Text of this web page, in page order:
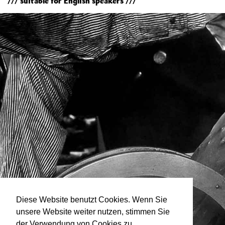
Diese Website benutzt Cookies. Wenn Sie
unsere Website weiter nutzen, stimmen Sie